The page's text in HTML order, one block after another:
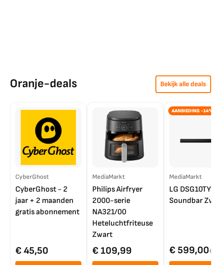
Oranje-deals Bekijk alle deals
CyberGhost
CyberGhost - 2
jaar + 2 maanden
gratis abonnement
€ 45,50
MediaMarkt
Philips Airfryer
2000-serie
NA321/00
Heteluchtfriteuse
Zwart
€ 109,99
AANBIEDING -14%
MediaMarkt
LG DSG10TY
Soundbar
€ 599,00€